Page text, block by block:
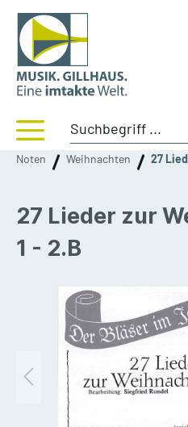
Noten Weihnachten 27
27 Lieder zur
1 - 2.B